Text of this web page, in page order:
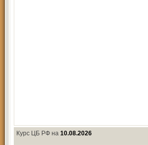
Курс ЦБ РФ на 10.08.2026